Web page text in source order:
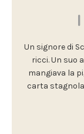
Un signore di
ricci. Un suo
mangiava la
carta